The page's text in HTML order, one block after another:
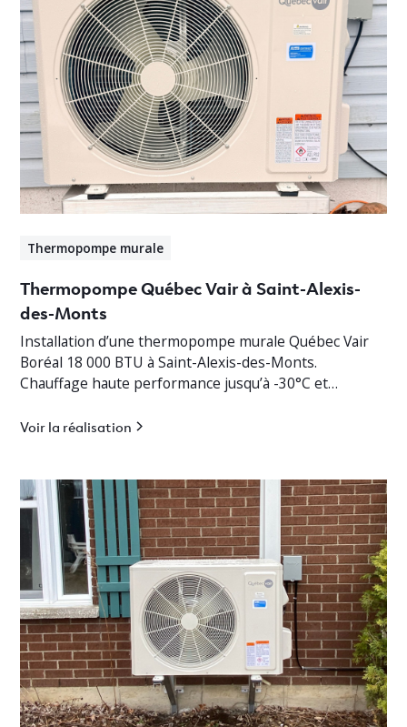
Thermopompe murale
Thermopompe Québec Vair à Saint-Alexis-
des-Monts
Installation d’une thermopompe murale Québec Vair
Boréal 18 000 BTU à Saint-Alexis-des-Monts.
Chauffage haute performance jusqu’à -30°C et
Voir la réalisation